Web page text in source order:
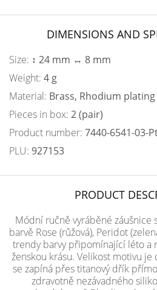
DIMENSIONS AND
Size: ↕ 24 mm ↔ 8 mm
Weight: 4 g
Material: Brass, Rhodium plating
Pieces in box: 2 (pair)
Product number: 7440-6541-03-
PLU: 927153
PRODUCT
Módní ručně vyráběné záušnice
barvě Rose (růžová), Peridot
trendy barvy připomínající léto a
ženskou krásu. Velikost motivu je
se zapíná přes titanový dřík
zdravotně nezávadného